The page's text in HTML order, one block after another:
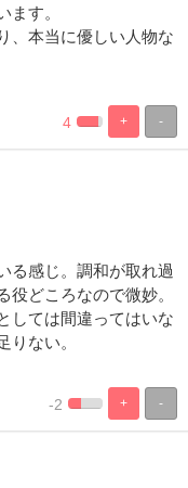
ます。
、本当に優しい人物な
-
+
%
Complete
100%
Complete
4
る感じ。調和が取れ過
役どころなので微妙。
しては間違ってはいな
りない。
-
+
%
Complete
100%
Complete
-2